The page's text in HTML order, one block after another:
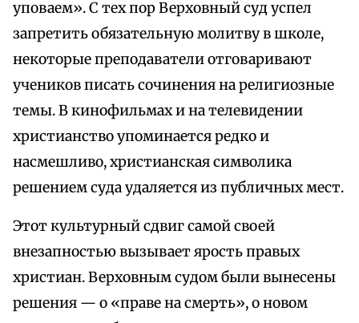
уповаем». С тех пор Верховный суд успел
запретить обязательную молитву в школе,
некоторые преподаватели отговаривают
учеников писать сочинения на религиозные
темы. В кинофильмах и на телевидении
христианство упоминается редко и
насмешливо, христианская символика
решением суда удаляется из публичных мест.
Этот культурный сдвиг самой своей
внезапностью вызывает ярость правых
христиан. Верховным судом были вынесены
решения — о «праве на смерть», о новом